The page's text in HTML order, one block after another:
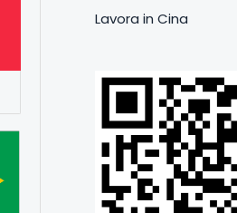
Lavora in Cina